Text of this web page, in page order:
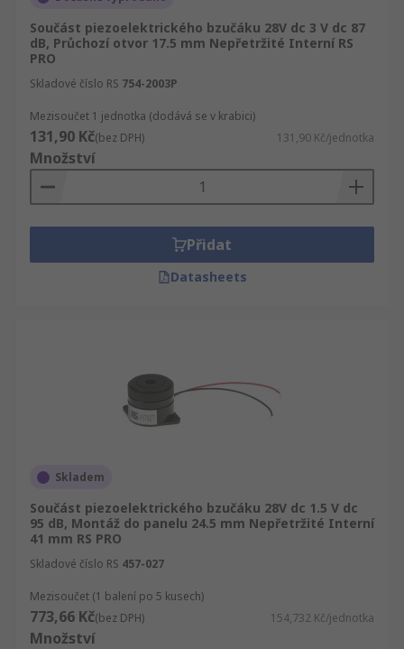
Součást piezoelektrického bzučáku 28V dc 3 V dc 87
dB, Průchozí otvor 17.5 mm Nepřetržité Interní RS
PRO
Skladové číslo RS 754-2003P
Mezisoučet 1 jednotka (dodává se v krabici)
131,90 Kč(bez DPH) 131,90 Kč/jednotka
Množství
Přidat
Datasheets
Skladem
Součást piezoelektrického bzučáku 28V dc 1.5 V dc
95 dB, Montáž do panelu 24.5 mm Nepřetržité Interní
41 mm RS PRO
Skladové číslo RS 457-027
Mezisoučet (1 balení po 5 kusech)
773,66 Kč(bez DPH) 154,732 Kč/jednotka
Množství